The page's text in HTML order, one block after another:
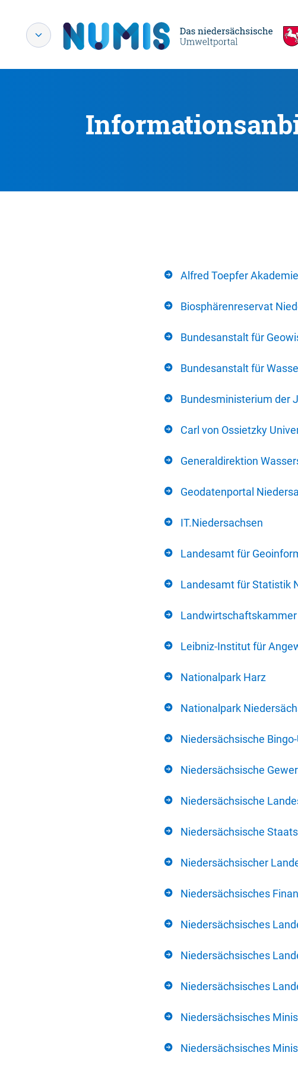
Alfred Toepfer
Biosphärenreservat
Bundesanstalt für
Bundesanstalt für
Bundesministerium der
Carl von Ossietzky
Generaldirektion
Geodatenportal
IT.Niedersachsen
Landesamt für
Landesamt für Statistik
Leibniz-Institut für
Nationalpark Harz
Nationalpark
Niedersächsische
Niedersächsische
Niedersächsische
Niedersächsische
Niedersächsischer
Niedersächsisches
Niedersächsisches
Niedersächsisches
Niedersächsisches
Niedersächsisches
Niedersächsisches